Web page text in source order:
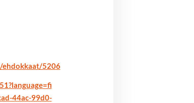
5206
44ac-99d0-